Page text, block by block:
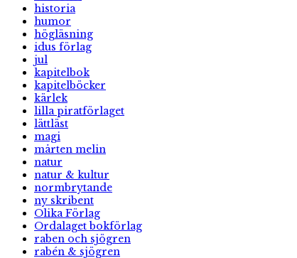
historia
humor
högläsning
idus förlag
jul
kapitelbok
kapitelböcker
kärlek
lilla piratförlaget
lättläst
magi
mårten melin
natur
natur & kultur
normbrytande
ny skribent
Olika Förlag
Ordalaget bokförlag
raben och sjögren
rabén & sjögren